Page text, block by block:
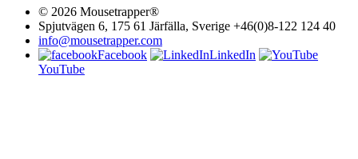
© 2026 Mousetrapper®
Spjutvägen 6, 175 61 Järfälla, Sverige +46(0)8-122 124 40
info@mousetrapper.com
Facebook
LinkedIn
YouTube